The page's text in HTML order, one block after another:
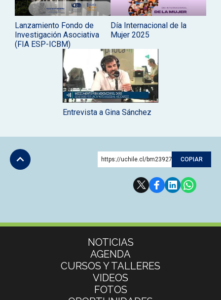
Lanzamiento Fondo de
Investigación Asociativa
(FIA ESP-ICBM)
Día Internacional de la
Mujer 2025
Entrevista a Gina Sánchez
https://uchile.cl/bm239273 COPIAR
NOTICIAS
AGENDA
CURSOS Y TALLERES
VIDEOS
FOTOS